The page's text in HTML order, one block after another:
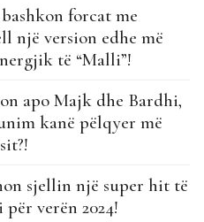
forcat me
një version edhe më
të “Malli”!
apo Majk dhe Bardhi,
kanë pëlqyer më
sjellin një super hit të
verën 2024!